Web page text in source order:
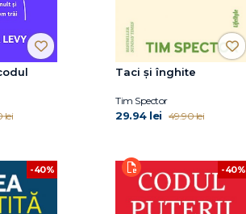
lei
Taci și înghite
Tim Spector
29.94 lei 49.90 lei
-40% -40%